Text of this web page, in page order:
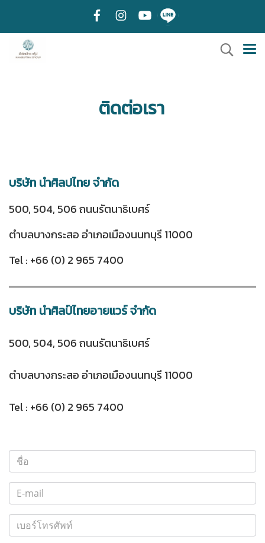
ติดต่อเรา
บริษัท นำศิลปไทย จำกัด
500, 504, 506 ถนนรัตนาธิเบศร์
ตำบลบางกระสอ อำเภอเมืองนนทบุรี 11000
Tel : +66 (0) 2 965 7400
บริษัท นำศิลป์ไทยอายแวร์ จำกัด
500, 504, 506 ถนนรัตนาธิเบศร์
ตำบลบางกระสอ อำเภอเมืองนนทบุรี 11000
Tel : +66 (0) 2 965 7400